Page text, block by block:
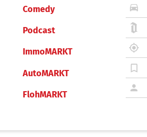
Comedy
Podcast
ImmoMARKT
AutoMARKT
FlohMARKT